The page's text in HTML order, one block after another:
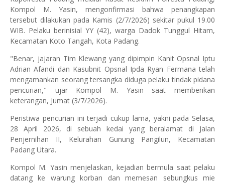
Kompol M. Yasin, mengonfirmasi bahwa penangkapan
tersebut dilakukan pada Kamis (2/7/2026) sekitar pukul 19.00
WIB. Pelaku berinisial YY (42), warga Dadok Tunggul Hitam,
Kecamatan Koto Tangah, Kota Padang.
"Benar, jajaran Tim Klewang yang dipimpin Kanit Opsnal Iptu
Adrian Afandi dan Kasubnit Opsnal Ipda Ryan Fermana telah
mengamankan seorang tersangka diduga pelaku tindak pidana
pencurian," ujar Kompol M. Yasin saat memberikan
keterangan, Jumat (3/7/2026).
Peristiwa pencurian ini terjadi cukup lama, yakni pada Selasa,
28 April 2026, di sebuah kedai yang beralamat di Jalan
Penjernihan II, Kelurahan Gunung Pangilun, Kecamatan
Padang Utara.
Kompol M. Yasin menjelaskan, kejadian bermula saat pelaku
datang ke warung korban dan memesan sebungkus mie